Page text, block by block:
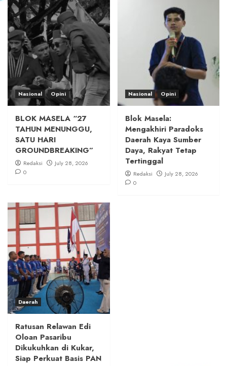
Nasional Opini
BLOK MASELA “27
TAHUN MENUNGGU,
SATU HARI
GROUNDBREAKING”
Redaksi
July 28, 2026
0
Nasional Opini
Blok Masela:
Mengakhiri Paradoks
Daerah Kaya Sumber
Daya, Rakyat Tetap
Tertinggal
Redaksi
July 28, 2026
0
Daerah
Ratusan Relawan Edi
Oloan Pasaribu
Dikukuhkan di Kukar,
Siap Perkuat Basis PAN